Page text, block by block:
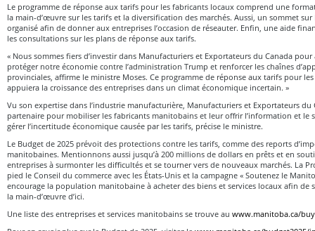
Le programme de réponse aux tarifs pour les fabricants locaux comprend une
la main-d’œuvre sur les tarifs et la diversification des marchés. Aussi, un sommet
organisé afin de donner aux entreprises l’occasion de réseauter. Enfin, une aide
les consultations sur les plans de réponse aux tarifs.
« Nous sommes fiers d’investir dans Manufacturiers et Exportateurs du Canada
protéger notre économie contre l’administration Trump et renforcer les chaînes
provinciales, affirme le ministre Moses. Ce programme de réponse aux tarifs pour
appuiera la croissance des entreprises dans un climat économique incertain. »
Vu son expertise dans l’industrie manufacturière, Manufacturiers et Exportateurs du
partenaire pour mobiliser les fabricants manitobains et leur offrir l’information et le
gérer l’incertitude économique causée par les tarifs, précise le ministre.
Le Budget de 2025 prévoit des protections contre les tarifs, comme des reports
manitobaines. Mentionnons aussi jusqu’à 200 millions de dollars en prêts et en
entreprises à surmonter les difficultés et se tourner vers de nouveaux marchés. La
pied le Conseil du commerce avec les États-Unis et la campagne « Soutenez le
encourage la population manitobaine à acheter des biens et services locaux afin de
la main-d’œuvre d’ici.
Une liste des entreprises et services manitobains se trouve au www.manitoba.ca/